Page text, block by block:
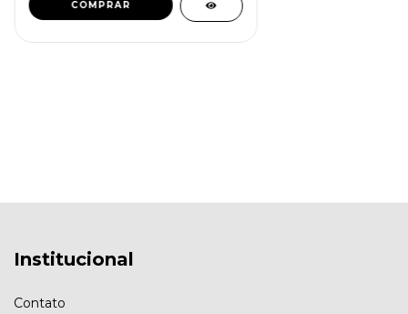
Institucional
Contato